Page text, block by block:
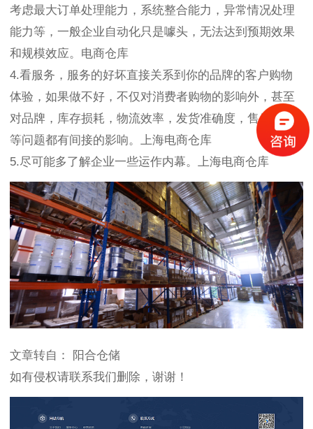
考虑最大订单处理能力，系统整合能力，异常情况处理
能力等，一般企业自动化只是噱头，无法达到预期效果
和规模效应。电商仓库
4.看服务，服务的好坏直接关系到你的品牌的客户购物
体验，如果做不好，不仅对消费者购物的影响外，甚至
对品牌，库存损耗，物流效率，发货准确度，售后服务
等问题都有间接的影响。上海电商仓库
5.尽可能多了解企业一些运作内幕。上海电商仓库
文章转自： 阳合仓储
如有侵权请联系我们删除，谢谢！